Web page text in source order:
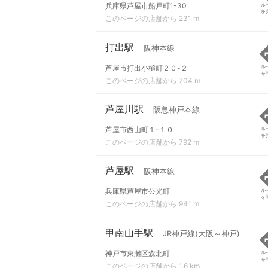
兵庫県芦屋市船戸町1-30
このページの店舗から 231 m
ル
を
打出駅 阪神本線
芦屋市打出小槌町２０-２
このページの店舗から 704 m
ル
を
芦屋川駅 阪急神戸本線
芦屋市西山町１-１０
このページの店舗から 792 m
ル
を
芦屋駅 阪神本線
兵庫県芦屋市公光町
このページの店舗から 941 m
ル
を
甲南山手駅 JR神戸線(大阪～神戸)
神戸市東灘区森北町
このページの店舗から 1.6 km
ル
を